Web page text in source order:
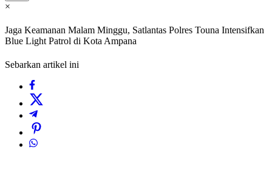
×
Jaga Keamanan Malam Minggu, Satlantas Polres Touna Intensifkan
Blue Light Patrol di Kota Ampana
Sebarkan artikel ini